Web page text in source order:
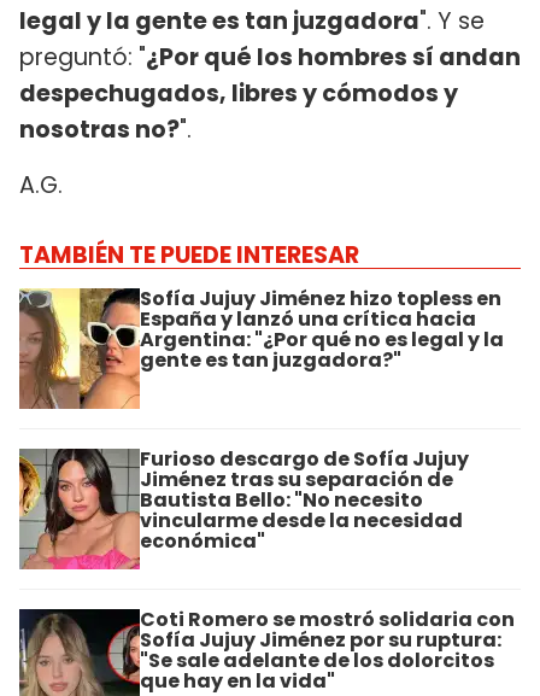
legal y la gente es tan juzgadora". Y se
preguntó: "¿Por qué los hombres sí andan
despechugados, libres y cómodos y
nosotras no?".
A.G.
TAMBIÉN TE PUEDE INTERESAR
Sofía Jujuy Jiménez hizo topless en
España y lanzó una crítica hacia
Argentina: "¿Por qué no es legal y la
gente es tan juzgadora?"
Furioso descargo de Sofía Jujuy
Jiménez tras su separación de
Bautista Bello: "No necesito
vincularme desde la necesidad
económica"
Coti Romero se mostró solidaria con
Sofía Jujuy Jiménez por su ruptura:
"Se sale adelante de los dolorcitos
que hay en la vida"